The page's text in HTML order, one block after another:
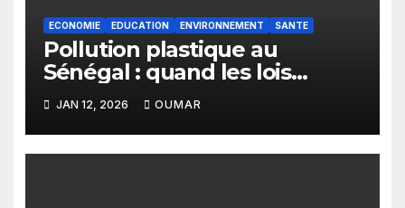
ECONOMIE EDUCATION ENVIRONNEMENT SANTE
Pollution plastique au
Sénégal : quand les lois
restent sans effet
JAN 12, 2026 OUMAR